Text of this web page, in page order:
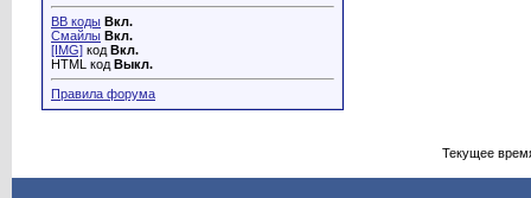
BB коды Вкл.
Смайлы Вкл.
[IMG] код Вкл.
HTML код Выкл.
Правила форума
Текущее